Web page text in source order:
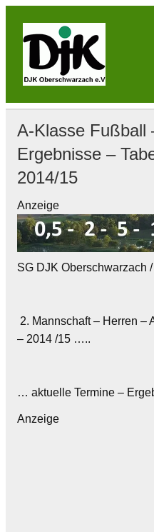
Skip
BEWEGEN! … Sport &
A-Klasse Fußball
Ergebnisse –
2014/15
Anzeige
SG DJK Oberschwarzach
2. Mannschaft – Herren –
– 2014 /15 …..
… aktuelle Termine –
Anzeige